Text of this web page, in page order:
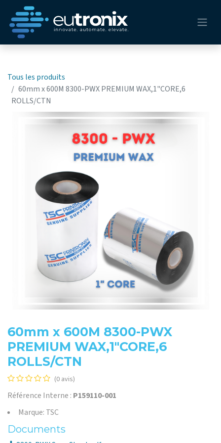
Tous les produits
60mm x 600M 8300-PWX PREMIUM WAX,1"CORE,6
ROLLS/CTN
60mm x 600M 8300-PWX
PREMIUM WAX,1"CORE,6
ROLLS/CTN
(0 avis)
Référence Interne : P159110-001
Marque: TSC
Documents